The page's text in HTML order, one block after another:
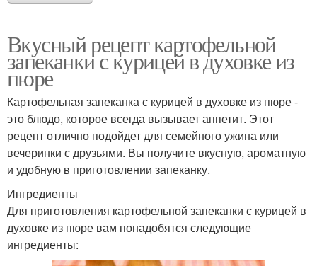
Вкусный рецепт картофельной
запеканки с курицей в духовке из
пюре
Картофельная запеканка с курицей в духовке из пюре -
это блюдо, которое всегда вызывает аппетит. Этот
рецепт отлично подойдет для семейного ужина или
вечеринки с друзьями. Вы получите вкусную, ароматную
и удобную в приготовлении запеканку.
Ингредиенты
Для приготовления картофельной запеканки с курицей в
духовке из пюре вам понадобятся следующие
ингредиенты: